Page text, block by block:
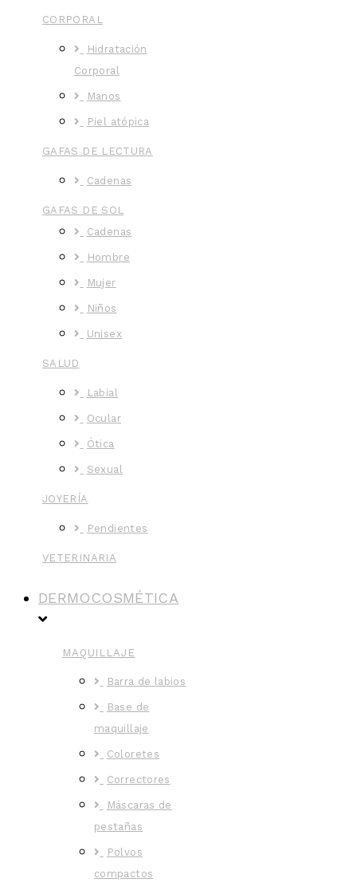
CORPORAL
Hidratación
Corporal
Manos
Piel atópica
GAFAS DE LECTURA
Cadenas
GAFAS DE SOL
Cadenas
Hombre
Mujer
Niños
Unisex
SALUD
Labial
Ocular
Ótica
Sexual
JOYERÍA
Pendientes
VETERINARIA
DERMOCOSMÉTICA
MAQUILLAJE
Barra de labios
Base de
maquillaje
Coloretes
Correctores
Máscaras de
pestañas
Polvos
compactos